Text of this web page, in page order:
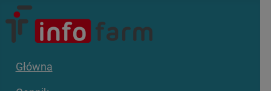
Główna